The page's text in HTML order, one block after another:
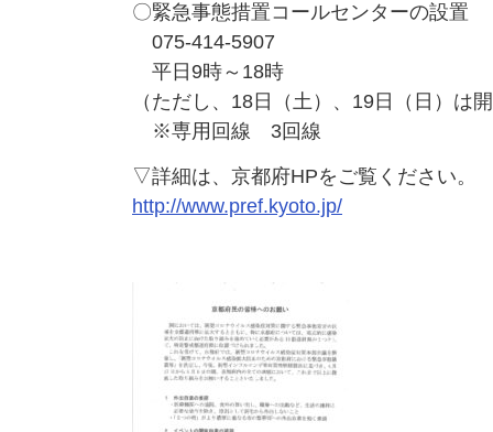
〇緊急事態措置コールセンターの設置
075-414-5907
平日9時～18時
（ただし、18日（土）、19日（日）は
※専用回線 3回線
▽詳細は、京都府HPをご覧ください。
http://www.pref.kyoto.jp/